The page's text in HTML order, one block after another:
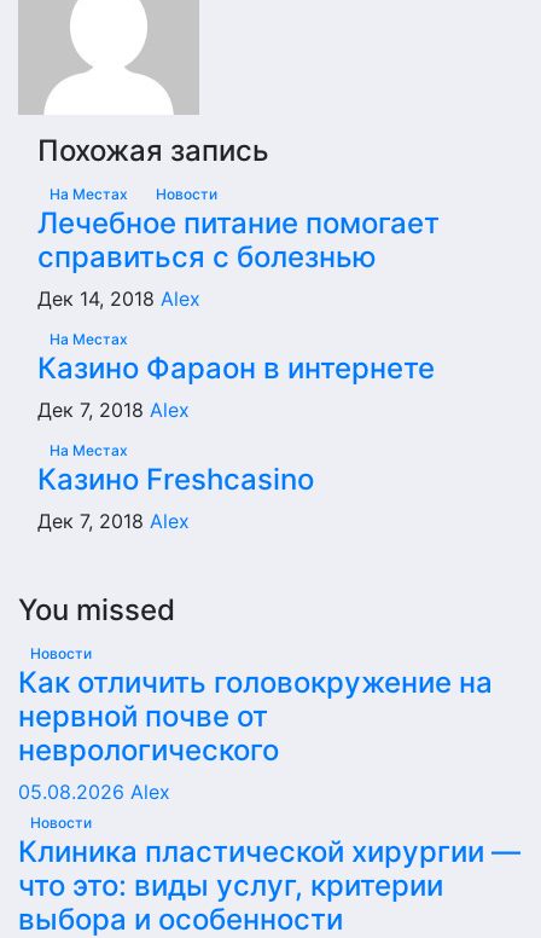
Похожая запись
На Местах Новости
Лечебное питание помогает
справиться с болезнью
Дек 14, 2018 Alex
На Местах
Казино Фараон в интернете
Дек 7, 2018 Alex
На Местах
Казино Freshcasino
Дек 7, 2018 Alex
You missed
Новости
Как отличить головокружение на
нервной почве от
неврологического
05.08.2026 Alex
Новости
Клиника пластической хирургии —
что это: виды услуг, критерии
выбора и особенности